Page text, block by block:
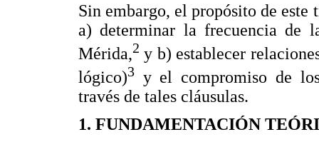
Sin embargo, el propósito de
a) determinar la frecuencia de
Mérida,2 y b) establecer
lógico)3 y el compromiso de
través de tales cláusulas.
1. FUNDAMENTACIÓN